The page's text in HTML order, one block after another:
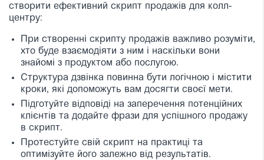
створити ефективний скрипт продажів для колл-
центру:
При створенні скрипту продажів важливо розуміти,
хто буде взаємодіяти з ним і наскільки вони
знайомі з продуктом або послугою.
Структура дзвінка повинна бути логічною і містити
кроки, які допоможуть вам досягти своєї мети.
Підготуйте відповіді на заперечення потенційних
клієнтів та додайте фрази для успішного продажу
в скрипт.
Протестуйте свій скрипт на практиці та
оптимізуйте його залежно від результатів.